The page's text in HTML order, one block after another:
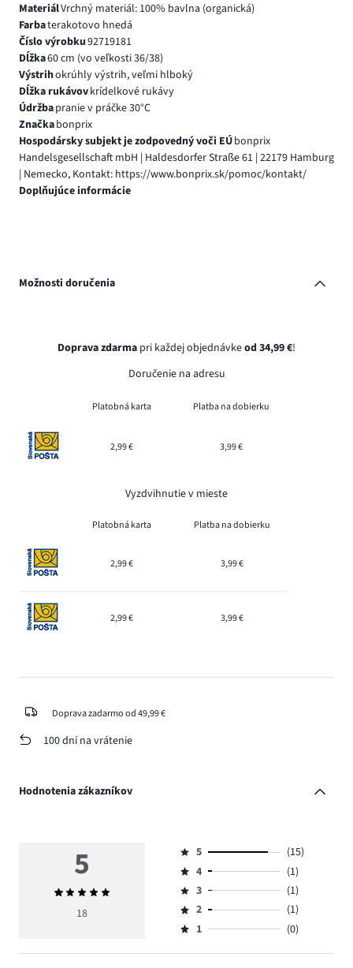
MateriálVrchný materiál: 100% bavlna (organická)
Farbaterakotovo hnedá
Číslo výrobku92719181
Dĺžka60 cm (vo veľkosti 36/38)
Výstrihokrúhly výstrih, veľmi hlboký
Dĺžka rukávovkrídelkové rukávy
Údržbapranie v práčke 30°C
Značkabonprix
Hospodársky subjekt je zodpovedný voči EÚbonprix
Handelsgesellschaft mbH | Haldesdorfer Straße 61 | 22179 Hamburg
| Nemecko, Kontakt: https://www.bonprix.sk/pomoc/kontakt/
Doplňujúce informácie
Možnosti doručenia
Doprava zdarma pri každej objednávkeod 34,99 €!
Doručenie na adresu
Platobná karta Platba na dobierku
2,99 € 3,99 €
Vyzdvihnutie v mieste
Platobná karta Platba na dobierku
2,99 € 3,99 €
2,99 € 3,99 €
Doprava zadarmo od 49,99 €
100 dní na vrátenie
Hodnotenia zákazníkov
5
Priemerné
hodnotenie
18
Hodnotenie
5,
počet
hlasov
15.
5
(15)
Hodnotenie
4,
počet
hlasov
4
(1)
Hodnotenie
3,
počet
3
(1)
Hodnotenie
2,
2
(1)
Hodnotenie
1,
1 (0)